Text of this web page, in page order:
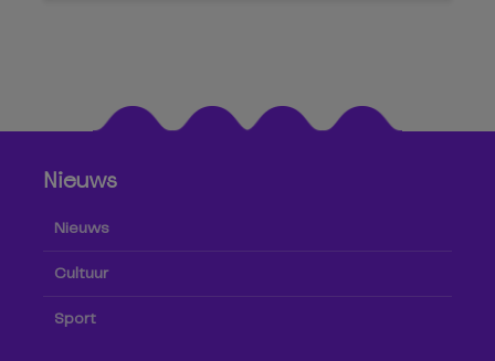
Nieuws
Nieuws
Cultuur
Sport